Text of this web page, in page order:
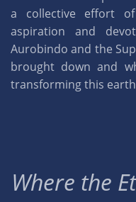
a collective effort
aspiration and
Aurobindo and the
brought down and
transforming this
Where the